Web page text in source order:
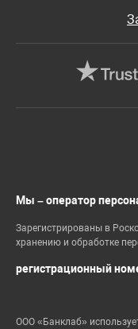
Мы – оператор
Зарегистрированы в
хранению и обработке
регистрационный
ООО «Банклаб»